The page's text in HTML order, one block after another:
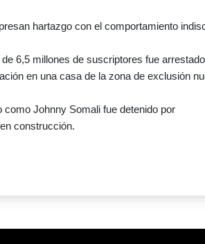
hartazgo con el comportamiento
6,5 millones de suscriptores fue
en una casa de la zona de exclusión
Johnny Somali fue detenido por
construcción.